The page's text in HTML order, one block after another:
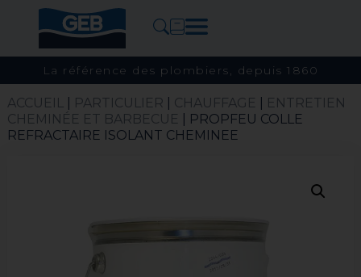
La référence des plombiers, depuis 1860
ACCUEIL| PARTICULIER CHAUFFAGE
ENTRETIEN
CHEMINÉE ET BARBECUE
| PROPFEU COLLE
REFRACTAIRE ISOLANT CHEMINEE